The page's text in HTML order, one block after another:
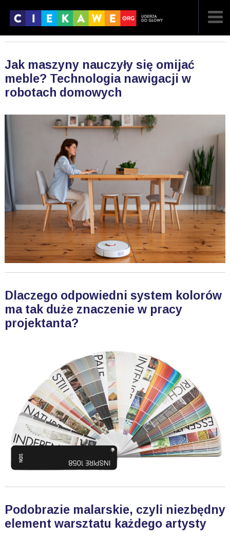
Jak maszyny nauczyły się omijać
meble? Technologia nawigacji w
robotach domowych
Dlaczego odpowiedni system kolorów
ma tak duże znaczenie w pracy
projektanta?
Podobrazie malarskie, czyli niezbędny
element warsztatu każdego artysty
POPULARNE
LOSOWE
A ARTYKUŁY
FILMY
G GALERIA
KONTAKT